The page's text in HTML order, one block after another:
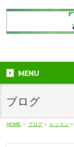
MENU
ブログ
HOME » ブログ » レッスン »